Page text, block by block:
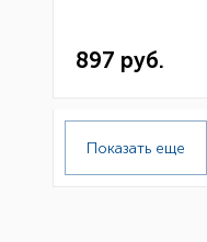
897 руб.
Показать еще